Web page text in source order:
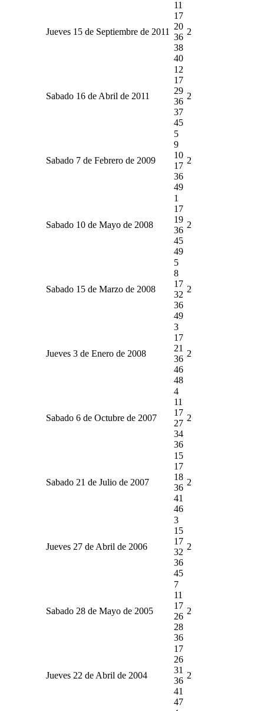
Jueves 15 de Septiembre de 2011
11
17
20
36
38
40
2
Sabado 16 de Abril de 2011
12
17
29
36
37
45
2
Sabado 7 de Febrero de 2009
5
9
10
17
36
49
2
Sabado 10 de Mayo de 2008
1
17
19
36
45
49
2
Sabado 15 de Marzo de 2008
5
8
17
32
36
49
2
Jueves 3 de Enero de 2008
3
17
21
36
46
48
2
Sabado 6 de Octubre de 2007
4
11
17
27
34
36
2
Sabado 21 de Julio de 2007
15
17
18
36
41
46
2
Jueves 27 de Abril de 2006
3
15
17
32
36
45
2
Sabado 28 de Mayo de 2005
7
11
17
26
28
36
2
Jueves 22 de Abril de 2004
17
26
31
36
41
47
2